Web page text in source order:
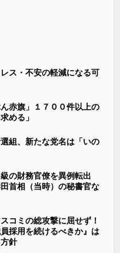
ス・不安の軽減になる可
赤旗」１７００件以上の
める」
組、新たな党名は「いの
級の財務官僚を異例転出
首相（当時）の秘書官な
コミの総攻撃に屈せず！
採用を続けるべきか』は
針